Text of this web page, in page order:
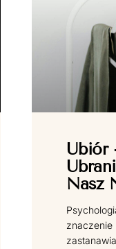
Ubiór
Nasz
znaczenie